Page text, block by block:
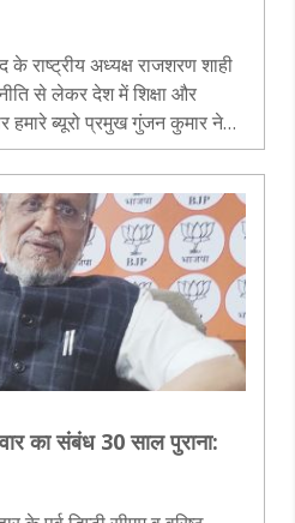
के राष्ट्रीय अध्यक्ष राजशरण शाही
से लेकर देश में शिक्षा और
हमारे ब्यूरो प्रमुख गुंजन कुमार ने
अंश प्रस्तुत हैं।..
का संबंध 30 साल पुराना: